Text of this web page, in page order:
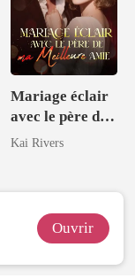
Mariage éclair
avec le père de
ma meilleure
Kai Rivers
Ouvrir